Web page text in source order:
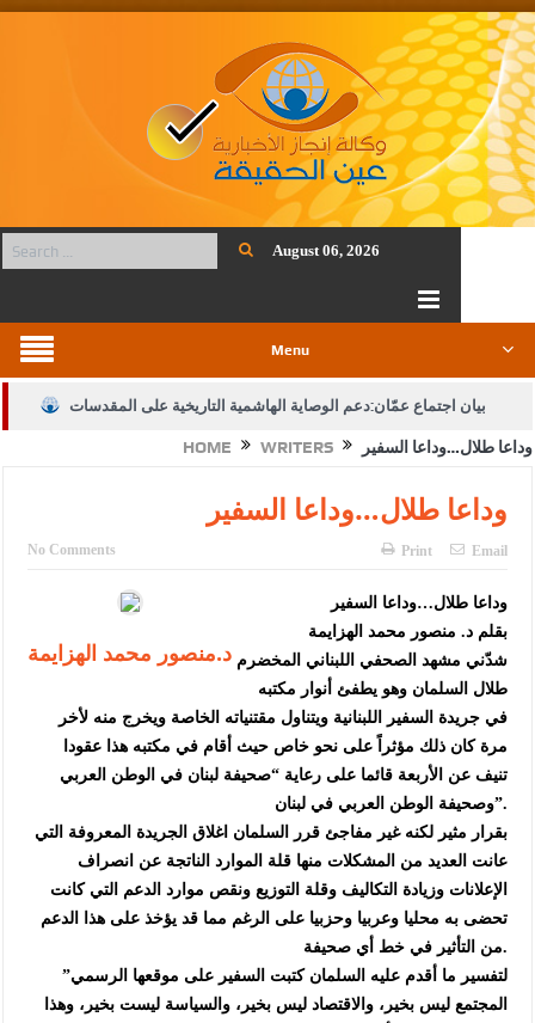
August 06, 2026
Menu
بيان اجتماع عمّان:دعم الوصاية الهاشمية التاريخية على المقدسات
الإسلامية والمسيحية
الأمن يتلف 16 مليون حبة كبتاجون و1480 كغم مواد مخدرة
النواب يقر مشروع تعديل قانون الملكية العقارية
القاضي يلتقي رؤساء تحرير الصحف اليومية ويؤكد حرص مجلس النواب
على شراكة فاعلة مع الإعلام
دعوة المكلفين بخدمة العلم (الدفعة الثالثة) إلى مراجعة منصة خدمة
العلم
الملك يلتقي مجموعة من رفاق السلاح
الملك يتلقى اتصالا هاتفيا من العاهل البحريني
القاضي محمود أحمد فريحات.. مبارك ومزيدا من التوفيق
عارف بيك فريحات.. مبارك وبكم تزهو المناصب
HOME WRITERS وداعا طلال…وداعا السفير
وداعا طلال…وداعا السفير
No Comments Print Email
د.منصور محمد الهزايمة
وداعا طلال…وداعا السفير
بقلم د. منصور محمد الهزايمة
شدّني مشهد الصحفي اللبناني المخضرم
طلال السلمان وهو يطفئ أنوار مكتبه
في جريدة السفير اللبنانية ويتناول مقتنياته الخاصة ويخرج منه لأخر
مرة كان ذلك مؤثراً على نحو خاص حيث أقام في مكتبه هذا عقودا
تنيف عن الأربعة قائما على رعاية “صحيفة لبنان في الوطن العربي
وصحيفة الوطن العربي في لبنان”.
بقرار مثير لكنه غير مفاجئ قرر السلمان اغلاق الجريدة المعروفة التي
عانت العديد من المشكلات منها قلة الموارد الناتجة عن انصراف
الإعلانات وزيادة التكاليف وقلة التوزيع ونقص موارد الدعم التي كانت
تحضى به محليا وعربيا وحزبيا على الرغم مما قد يؤخذ على هذا الدعم
من التأثير في خط أي صحيفة.
لتفسير ما أقدم عليه السلمان كتبت السفير على موقعها الرسمي”
المجتمع ليس بخير، والاقتصاد ليس بخير، والسياسة ليست بخير، وهذا